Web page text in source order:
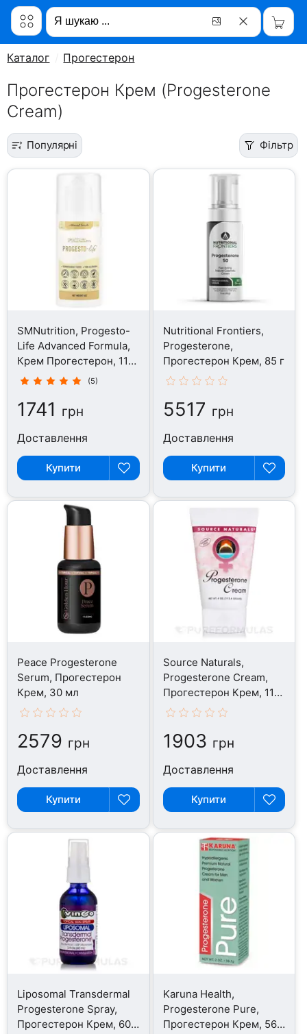
Каталог Прогестерон
Прогестерон Крем (Progesterone
Cream)
Популярні Фільтр
SMNutrition, Progesto-
Life Advanced Formula,
Крем Прогестерон, 118
мл
(5)
1741 грн
Доставлення
Купити
Nutritional Frontiers,
Progesterone,
Прогестерон Крем, 85 г
5517 грн
Доставлення
Купити
Peace Progesterone
Serum, Прогестерон
Крем, 30 мл
2579 грн
Доставлення
Купити
Source Naturals,
Progesterone Cream,
Прогестерон Крем, 113
г
1903 грн
Доставлення
Купити
Liposomal Transdermal
Progesterone Spray,
Прогестерон Крем, 60
Karuna Health,
Progesterone Pure,
Прогестерон Крем, 56.7